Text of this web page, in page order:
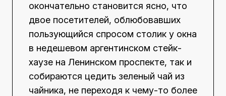
окончательно становится ясно, что
двое посетителей, облюбовавших
пользующийся спросом столик у окна
в недешевом аргентинском стейк-
хаузе на Ленинском проспекте, так и
собираются цедить зеленый чай из
чайника, не переходя к чему-то более